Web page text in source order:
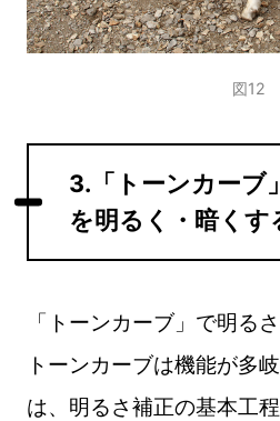
図12
3.「トーンカーブ
を明るく・暗くす
「トーンカーブ」で明る
トーンカーブは機能が多
は、明るさ補正の基本工程